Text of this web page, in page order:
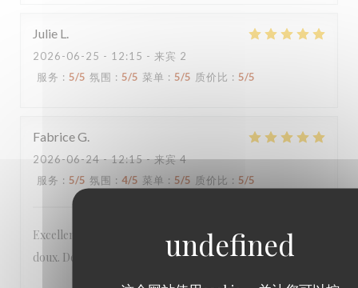
Julie L
2026-06-25 - 12:15 - 来宾 2
服务 : 5/5 氛围 : 5/5 菜单 : 5/5 质价比 : 5/5
FabriceG
2026-06-24- 12:15 - 来宾 4
服务 : 5/5 氛围 : 4/5 菜单 : 5/5 质价比 : 5/5
Excellent menu original aux produits frais, le tout à prix
doux. Deuxième fois dans ce restaurant et toujours au top.